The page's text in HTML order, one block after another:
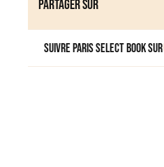
Partager sur
Suivre Paris Select Book sur